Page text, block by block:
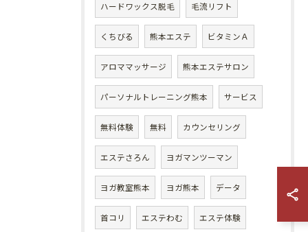
ハードワックス脱毛 毛流リフト
くちびる 熊本エステ ビタミンＡ
アロママッサージ 熊本エステサロン
パーソナルトレーニング熊本 サービス
無料体験 無料 カウンセリング
エステさろん ヨガマンツーマン
ヨガ教室熊本 ヨガ熊本 データ
首コリ エステわむ エステ体験